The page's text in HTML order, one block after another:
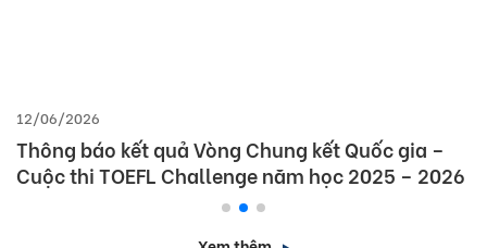
12/06/2026
Thông báo kết quả Vòng Chung kết Quốc gia –
Cuộc thi TOEFL Challenge năm học 2025 – 2026